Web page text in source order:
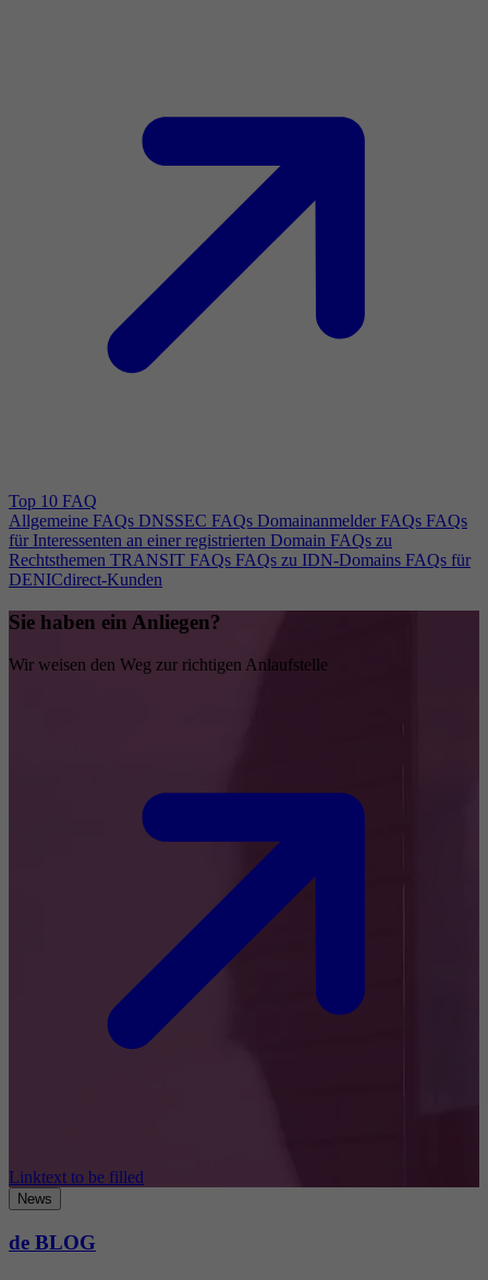
Top 10 FAQ
Allgemeine FAQs DNSSEC FAQs Domainanmelder FAQs FAQs
für Interessenten an einer registrierten Domain FAQs zu
Rechtsthemen TRANSIT FAQs FAQs zu IDN-Domains FAQs für
DENICdirect-Kunden
Sie haben ein Anliegen?
Wir weisen den Weg zur richtigen Anlaufstelle
Linktext to be filled
News
de BLOG